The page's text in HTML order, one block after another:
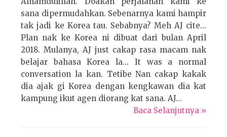
sana dipermudahkan. Sebenarnya kami hampir
tak jadi ke Korea tau. Sebabnya? Meh AJ cite...
Plan nak ke Korea ni dibuat dari bulan April
2018. Mulanya, AJ just cakap rasa macam nak
belajar bahasa Korea la... It was a normal
conversation la kan. Tetibe Nan cakap kakak
dia ajak gi Korea dengan kengkawan dia kat
kampung ikut agen diorang kat sana. AJ...
Baca Selanjutnya »